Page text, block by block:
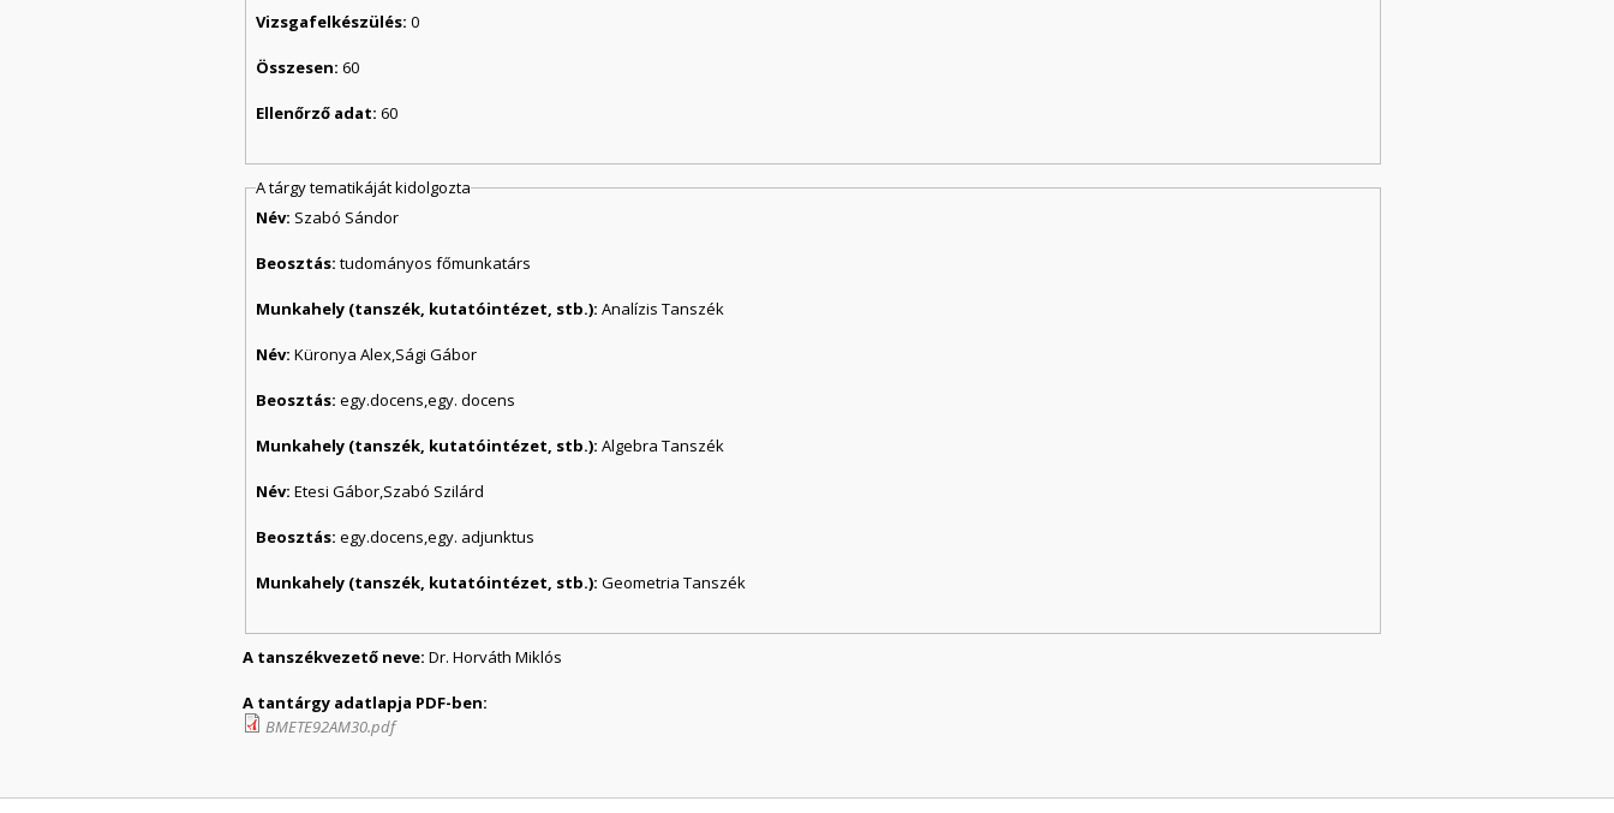
Vizsgafelkészülés:0
Összesen:60
Ellenőrző adat:60
A tárgy tematikáját kidolgozta
Név: Szabó Sándor
Beosztás:tudományos főmunkatárs
Munkahely (tanszék, kutatóintézet, stb.):Analízis Tanszék
Név:Küronya Alex,Sági Gábor
Beosztás:egy.docens,egy. docens
Munkahely (tanszék, kutatóintézet, stb.):Algebra Tanszék
Név:Etesi Gábor,Szabó Szilárd
Beosztás:egy.docens,egy. adjunktus
Munkahely (tanszék, kutatóintézet, stb.):Geometria Tanszék
A tanszékvezető neve: Dr. Horváth Miklós
A tantárgy adatlapja PDF-ben:
BMETE92AM30.pdf